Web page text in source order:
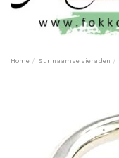
Home Surinaamse sieraden